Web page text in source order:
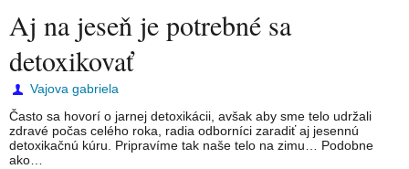
Aj na jeseň je potrebné sa
detoxikovať
Vajova gabriela
Často sa hovorí o jarnej detoxikácii, avšak aby sme telo udržali
zdravé počas celého roka, radia odborníci zaradiť aj jesennú
detoxikačnú kúru. Pripravíme tak naše telo na zimu… Podobne
ako…